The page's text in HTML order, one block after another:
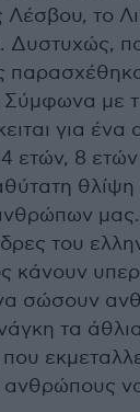
Λέσβου, το
Δυστυχώς,
Σύμφωνα με
για ένα
ετών, 8
θλίψη
του
κάνουν
σώσουν
τα
ανθρώπους